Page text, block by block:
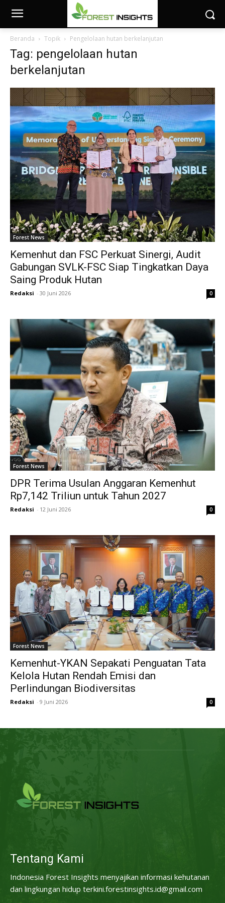
Beranda Topik Pengelolaan hutan berkelanjutan
Tag: pengelolaan hutan
berkelanjutan
Forest News
Kemenhut dan FSC Perkuat Sinergi, Audit
Gabungan SVLK-FSC Siap Tingkatkan Daya
Saing Produk Hutan
Redaksi - 30 Juni 2026 0
Forest News
DPR Terima Usulan Anggaran Kemenhut
Rp7,142 Triliun untuk Tahun 2027
Redaksi - 12 Juni 2026 0
Forest News
Kemenhut-YKAN Sepakati Penguatan Tata
Kelola Hutan Rendah Emisi dan
Perlindungan Biodiversitas
Redaksi - 9 Juni 2026 0
Tentang Kami
Indonesia Forest Insights menyajikan informasi kehutanan
dan lingkungan hidup terkini.forestinsights.id@gmail.com